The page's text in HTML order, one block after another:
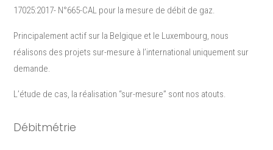
17025:2017- N°665-CAL pour la mesure de débit de gaz.
Principalement actif sur la Belgique et le Luxembourg, nous
réalisons des projets sur-mesure à l’international uniquement sur
demande.
L’étude de cas, la réalisation “sur-mesure”​ sont nos atouts.
Débitmétrie